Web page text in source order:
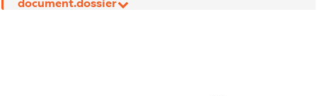
document.dossier